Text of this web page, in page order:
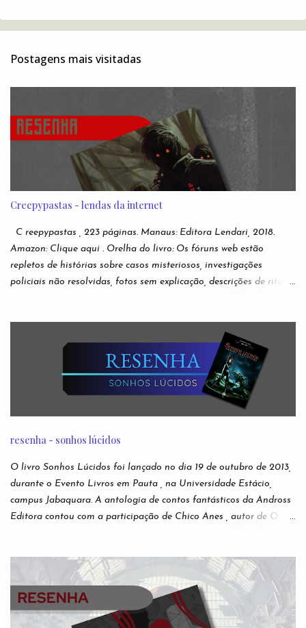
n
r
o
Postagens mais visitadas
Creepypastas - lendas da internet
C reepypastas , 223 páginas. Manaus: Editora Lendari, 2018.
Amazon: Clique aqui . Orelha do livro: Os fóruns web estão
repletos de histórias sobre casos misteriosos, investigações
policiais não resolvidas, fotos sem explicação, descrições de rituais
infantis. São narrativas virais e anônimas espalhadas nos
recônditos mais obscuros da internet, sem que se possa rastrear
seus verdadeiros autores. Ou sua veracidade. Acabaram
conhecidas como creepypastas - algo como um copypaste (de
copiar e colar) de situações assustadoras. Mas e se as lendas mais
das creepypastas mais perturbadoras de todos os tempos. Do
submundo do Reddit diretamente para sua leitura de cabeceira.
Autores: Alfredo Alvarenga, Ana S. Varella, Andr é Comanche,
Andrei Simões, B...
resenha - sonhos lúcidos
O livro Sonhos Lúcidos foi lançado no dia 19 de outubro de 2013,
durante o Evento Livros em Pauta , na Universidade Estácio,
campus Jabaquara. A antologia de contos fantásticos da Andross
Editora contou com a participação de Chico Anes , autor de O
Haubert , autora de Calisto , Sohuen editados pela Novo Século ,
Ode a Nossas Vidas Infames , pela Multifoco, Sempre o Mesmo
Céu, Sempre o Mesmo Azul , pela Editora Patuá; Suzy M.
Hekamiah , autora de Código dos Mares : Os Contos do Tempo ,